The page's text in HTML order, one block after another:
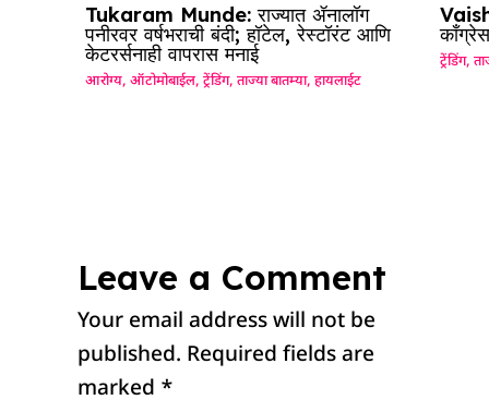
Tukaram Munde: राज्यात ॲनालॉग
पनीरवर वर्षभराची बंदी; हॉटेल, रेस्टॉरंट आणि
केटरर्सनाही वापरास मनाई
आरोग्य,ऑटोमोबाईल,ट्रेंडिंग,ताज्या बातम्या,हायलाईट
ट्रेंडिंग,
Leave a Comment
Your email address will not be
published. Required fields are
marked *